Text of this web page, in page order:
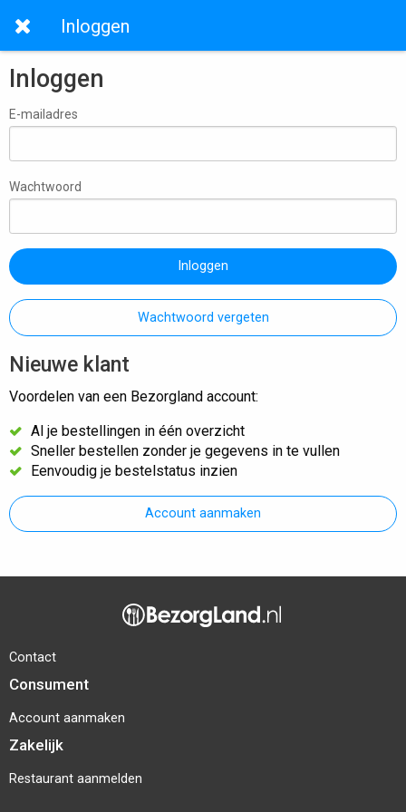
Inloggen
Inloggen
E-mailadres
Wachtwoord
Inloggen
Wachtwoord vergeten
Nieuwe klant
Voordelen van een Bezorgland account:
Al je bestellingen in één overzicht
Sneller bestellen zonder je gegevens in te vullen
Eenvoudig je bestelstatus inzien
Account aanmaken
Contact
Consument
Account aanmaken
Zakelijk
Restaurant aanmelden